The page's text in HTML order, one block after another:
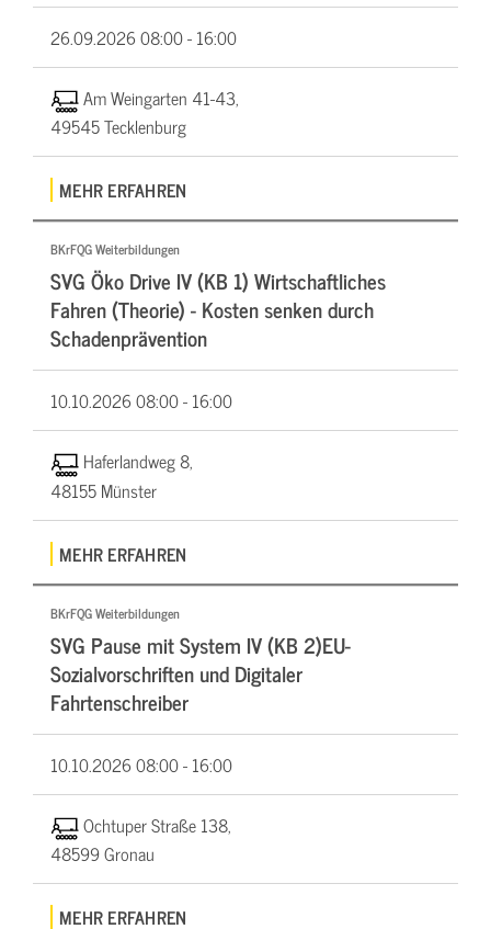
26.09.202608:00 - 16:00
Am Weingarten 41-43,
49545 Tecklenburg
MEHR ERFAHREN
BKrFQG Weiterbildungen
SVG Öko Drive IV (KB 1) Wirtschaftliches
Fahren (Theorie) - Kosten senken durch
Schadenprävention
10.10.202608:00 - 16:00
Haferlandweg 8,
48155 Münster
MEHR ERFAHREN
BKrFQG Weiterbildungen
SVG Pause mit System IV (KB 2)EU-
Sozialvorschriften und Digitaler
Fahrtenschreiber
10.10.202608:00 - 16:00
Ochtuper Straße 138,
48599 Gronau
MEHR ERFAHREN